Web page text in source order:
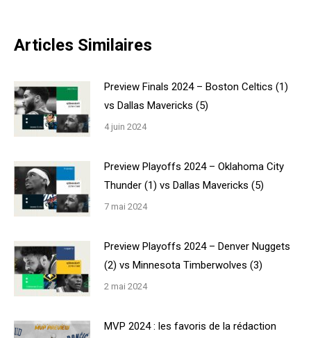
Articles Similaires
Preview Finals 2024 – Boston Celtics (1)
vs Dallas Mavericks (5)
4 juin 2024
Preview Playoffs 2024 – Oklahoma City
Thunder (1) vs Dallas Mavericks (5)
7 mai 2024
Preview Playoffs 2024 – Denver Nuggets
(2) vs Minnesota Timberwolves (3)
2 mai 2024
MVP 2024 : les favoris de la rédaction